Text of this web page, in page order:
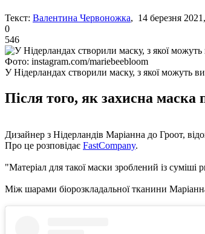
Текст: Валентина Червоножка, 14 березня
0
546
Фото: instagram.com/mariebeebloom
У Нідерландах створили маску, з якої можуть
Після того, як захисна маска
Дизайнер з Нідерландів Маріанна до Гроот,
Про це розповідає FastCompany.
"Матеріал для такої маски зроблений із суміші
Між шарами біорозкладальної тканини